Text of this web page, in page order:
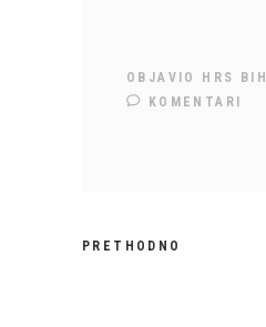
OBJAVIO HRS BIH
KOMENTARI
PRETHODNO